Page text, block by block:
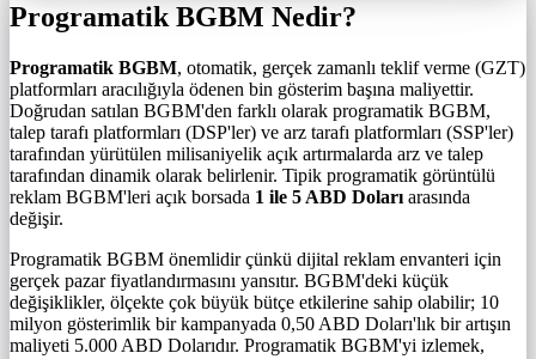
Gösterim sayısı
Programatik BGBM Nedir?
Programatik BGBM, otomatik, gerçek zamanlı teklif verme (GZT)
platformları aracılığıyla ödenen bin gösterim başına maliyettir.
Doğrudan satılan BGBM'den farklı olarak programatik BGBM,
talep tarafı platformları (DSP'ler) ve arz tarafı platformları (SSP'ler)
tarafından yürütülen milisaniyelik açık artırmalarda arz ve talep
tarafından dinamik olarak belirlenir. Tipik programatik görüntülü
reklam BGBM'leri açık borsada 1 ile 5 ABD Doları arasında
değişir.
Programatik BGBM önemlidir çünkü dijital reklam envanteri için
gerçek pazar fiyatlandırmasını yansıtır. BGBM'deki küçük
değişiklikler, ölçekte çok büyük bütçe etkilerine sahip olabilir; 10
milyon gösterimlik bir kampanyada 0,50 ABD Doları'lık bir artışın
maliyeti 5.000 ABD Dolarıdır. Programatik BGBM'yi izlemek,